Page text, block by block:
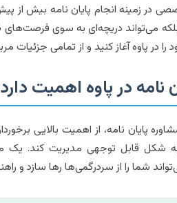
در زمینه انجام پایان نامه بیش
می‌تواند دریچه‌ای به سوی فرصت‌های
در پاوه آغاز کنید و از تمامی جزئیات
نامه در پاوه اهمیت
پایان نامه، از اهمیت بالایی
شکل قابل توجهی مدیریت کند. یک
شما را از سردرگمی‌ها رها سازد و